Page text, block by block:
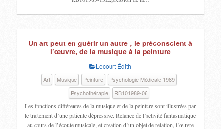
Un art peut en guérir un autre ; le préconscient à
l’œuvre, de la musique à la peinture
Lecourt Édith
Art Musique Peinture
Psychologie Médicale 1989
Psychothérapie
RB101989-06
Les fonctions différentes de la musique et de la peinture sont illustrées par
le traitement d’une patiente dépressive. Relance de l’activité fantasmatique
au cours de l’écoute musicale, et création d’un objet de relation, l’œuvre